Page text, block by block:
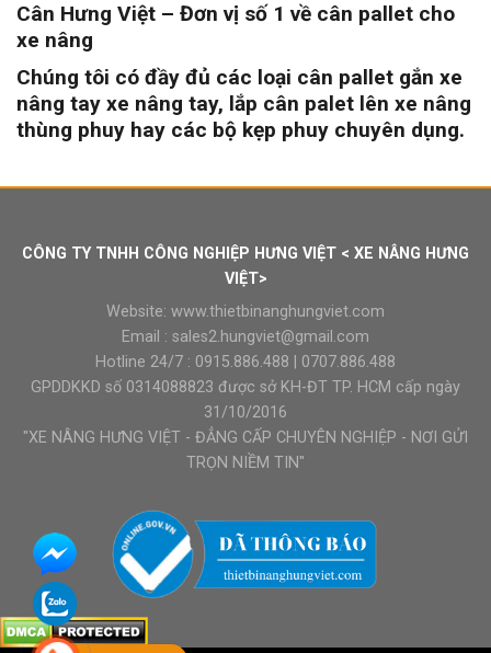
Cân Hưng Việt – Đơn vị số 1 về cân pallet cho
xe nâng
Chúng tôi có đầy đủ các loại cân pallet gắn xe
nâng tay xe nâng tay, lắp cân palet lên xe nâng
thùng phuy hay các bộ kẹp phuy chuyên dụng.
CÔNG TY TNHH CÔNG NGHIỆP HƯNG VIỆT < XE NÂNG HƯNG
VIỆT>
Website: www.thietbinanghungviet.com
Email : sales2.hungviet@gmail.com
Hotline 24/7 : 0915.886.488
0707.886.488
GPDDKKD số 0314088823 được sở KH-ĐT TP. HCM cấp ngày
31/10/2016
"XE NÂNG HƯNG VIỆT - ĐẲNG CẤP CHUYÊN NGHIỆP - NƠI GỬI
TRỌN NIỀM TIN"